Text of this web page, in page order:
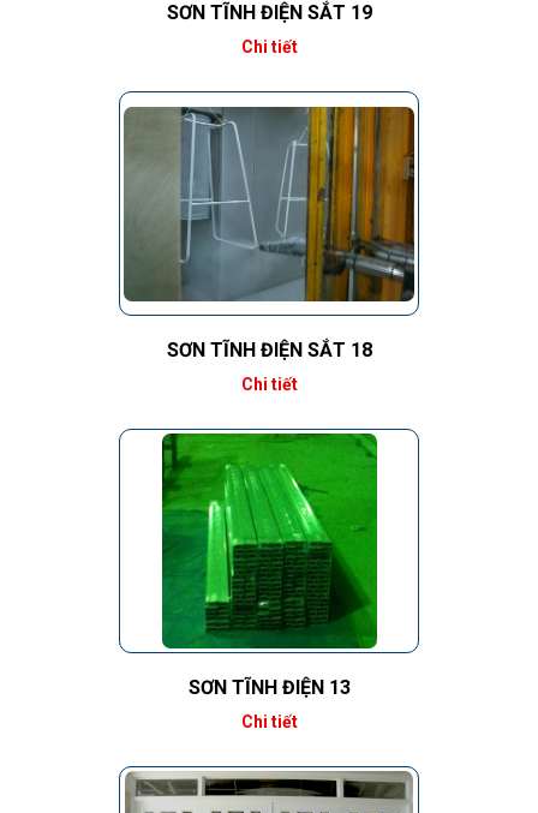
SƠN TĨNH ĐIỆN SẮT 19
Chi tiết
SƠN TĨNH ĐIỆN SẮT 18
Chi tiết
SƠN TĨNH ĐIỆN 13
Chi tiết